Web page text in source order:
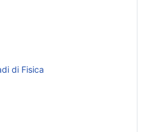
di Fisica